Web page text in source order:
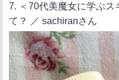
7. ＜70代美魔女に学ぶス
て？ ／ sachiranさん